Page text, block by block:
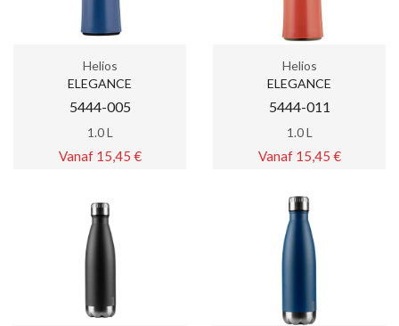
Helios
ELEGANCE
5444-005
1.0 L
Vanaf 15,45 €
Helios
ELEGANCE
5444-011
1.0 L
Vanaf 15,45 €